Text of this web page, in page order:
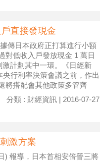
直接發現金
傳日本政府正打算進行小額
對低收入戶發放現金 1 萬日
計劃其中一環。《日經新
行利率決策會議之前，作出
將搭配會其他政策多管齊
分類 : 財經資訊 | 2016-07-27
激方案
) 報導，日本首相安倍晉三將